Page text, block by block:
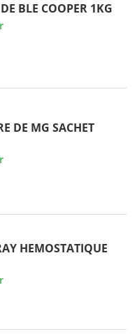
BLE COOPER 1KG
DE MG SACHET
HEMOSTATIQUE